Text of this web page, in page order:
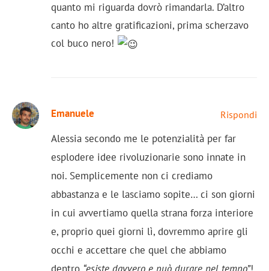
quanto mi riguarda dovrò rimandarla. D’altro
canto ho altre gratificazioni, prima scherzavo
col buco nero!
Emanuele Rispondi
Alessia secondo me le potenzialità per far
esplodere idee rivoluzionarie sono innate in
noi. Semplicemente non ci crediamo
abbastanza e le lasciamo sopite… ci son giorni
in cui avvertiamo quella strana forza interiore
e, proprio quei giorni lì, dovremmo aprire gli
occhi e accettare che quel che abbiamo